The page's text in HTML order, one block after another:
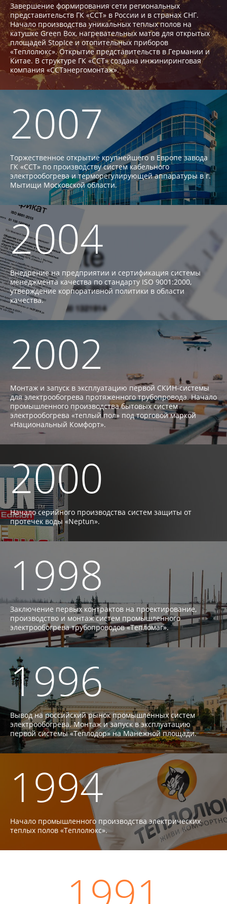
Завершение формирования сети региональных
представительств ГК «ССТ» в России и в странах СНГ.
Начало производства уникальных теплых полов на
катушке Green Box, нагревательных матов для открытых
площадей StopIce и отопительных приборов
«Теплолюкс». Открытие представительств в Германии и
Китае. В структуре ГК «ССТ» создана инжиниринговая
компания «ССТэнергомонтаж».
2007
Торжественное открытие крупнейшего в Европе завода
ГК «ССТ» по производству систем кабельного
электрообогрева и терморегулирующей аппаратуры в г.
Мытищи Московской области.
2004
Внедрение на предприятии и сертификация системы
менеджмента качества по стандарту ISO 9001:2000,
утверждение корпоративной политики в области
качества.
2002
Монтаж и запуск в эксплуатацию первой СКИН-системы
для электрообогрева протяженного трубопровода. Начало
промышленного производства бытовых систем
электрообогрева «теплый пол» под торговой маркой
«Национальный Комфорт».
2000
Начало серийного производства систем защиты от
протечек воды «Neptun».
1998
Заключение первых контрактов на проектирование,
производство и монтаж систем промышленного
электрообогрева трубопроводов «Тепломаг».
1996
Вывод на российский рынок промышленных систем
электрообогрева.Монтаж и запуск в эксплуатацию
первой системы «Теплодор» на Манежной площади.
1994
Начало промышленного производства электрических
теплых полов «Теплолюкс».
1991